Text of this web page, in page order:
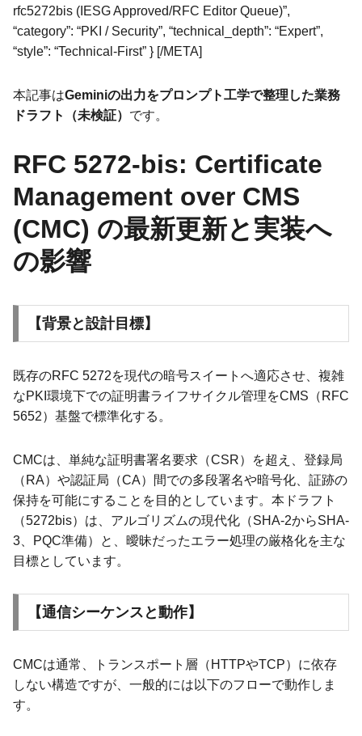
rfc5272bis (IESG Approved/RFC Editor Queue)”,
“category”: “PKI / Security”, “technical_depth”: “Expert”,
“style”: “Technical-First” } [/META]
本記事はGeminiの出力をプロンプト工学で整理した業務
ドラフト（未検証） です。
RFC 5272-bis: Certificate
Management over CMS
(CMC) の最新更新と実装へ
の影響
【背景と設計目標】
既存のRFC 5272を現代の暗号スイートへ適応させ、複雑
なPKI環境下での証明書ライフサイクル管理をCMS（RFC
5652）基盤で標準化する。
CMCは、単純な証明書署名要求（CSR）を超え、登録局
（RA）や認証局（CA）間での多段署名や暗号化、証跡の
保持を可能にすることを目的としています。本ドラフト
（5272bis）は、アルゴリズムの現代化（SHA-2からSHA-
3、PQC準備）と、曖昧だったエラー処理の厳格化を主な
目標としています。
【通信シーケンスと動作】
CMCは通常、トランスポート層（HTTPやTCP）に依存
しない構造ですが、一般的には以下のフローで動作しま
す。